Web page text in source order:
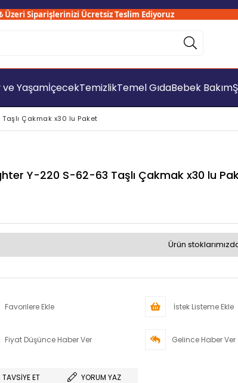
Siparişlerinizi Ücretsiz Teslim Ediyoruz
ve YaşamİçecekTemizlikTemel GıdaBebek Bakım
Çakmak x30 lu Paket
Y-220 S-62-63 Taşlı Çakmak x30 lu
Ürün
Favorilere Ekle İstek Listeme Ekle
Fiyat Düşünce Haber Ver Gelince Haber Ver
TAVSIYE ET YORUM YAZ